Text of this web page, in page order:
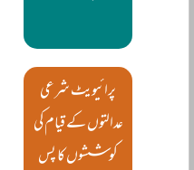
پرائیویٹ شرعی
عدالتوں کے قیام کی
کوششوں کا پس